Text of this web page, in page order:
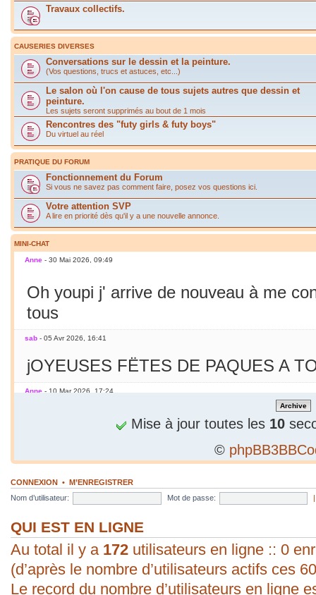
Travaux collectifs.
CAUSERIES DIVERSES
Conversations sur le dessin et la peinture.
(Vos questions, trucs et astuces, etc...)
Le salon où l'on cause de tous sujets autres que dessin et
peinture.
Les sujets seront supprimés au bout de 1 mois
Rencontres des "futy girls & futy boys"
Du virtuel au réel
PRATIQUE DU FORUM
Fonctionnement du Forum
Si vous ne savez pas comment faire, posez vos questions ici.
Votre attention SVP
A lire en priorité dès qu'il y a une nouvelle annonce.
MINI-CHAT
Anne - 30 Mai 2026, 09:49
Oh youpi j' arrive de nouveau à me
tous
sab - 05 Avr 2026, 16:41
jOYEUSES FËTES DE PAQUES A
Anne - 10 Mar 2026, 17:24
Jamais essayé avec le smarphone
C'est le printemps ! Soleil chaleur...
en mars seulement !
sab - 09 Mar 2026, 19:56
bonjour ! vous arrivez à poster une
évident pour moi. Vive les P.C. ;).
Mise à jour toutes les 10
©
CONNEXION • M’ENREGISTRER
Nom d’utilisateur:
Mot de passe:
QUI EST EN LIGNE
Au total il y a 172 utilisateurs en ligne :: 0
(d’après le nombre d’utilisateurs actifs ces
Le record du nombre d’utilisateurs en ligne